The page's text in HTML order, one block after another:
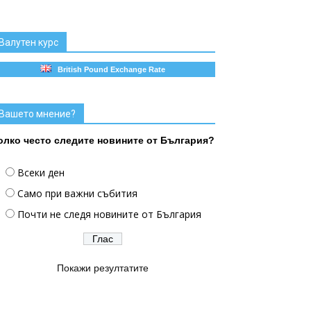
курс
British Pound Exchange Rate
мнение?
често следите новините от България?
Всеки ден
Само при важни събития
Почти не следя новините от България
Покажи резултатите